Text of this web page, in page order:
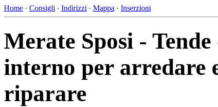
Home · Consigli · Indirizzi · Mappa · Inserzioni
Merate Sposi -
interno per arredare
riparare